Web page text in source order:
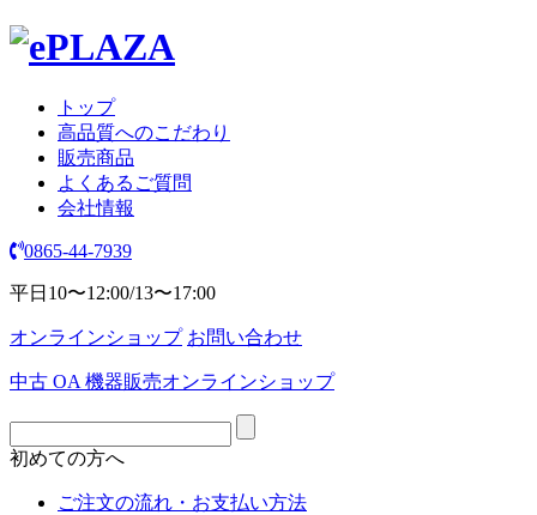
トップ
高品質へのこだわり
販売商品
よくあるご質問
会社情報
0865-44-7939
平日10〜12:00/13〜17:00
オンラインショップ お問い合わせ
中古 OA 機器販売オンラインショップ
初めての方へ
ご注文の流れ・お支払い方法